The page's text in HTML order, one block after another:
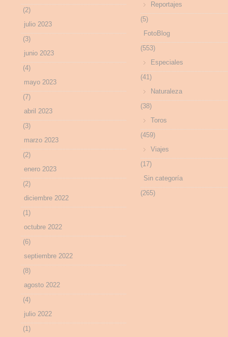
(2)
julio 2023
(3)
junio 2023
(4)
mayo 2023
(7)
abril 2023
(3)
marzo 2023
(2)
enero 2023
(2)
diciembre 2022
(1)
octubre 2022
(6)
septiembre 2022
(8)
agosto 2022
(4)
julio 2022
(1)
Reportajes
(5)
FotoBlog
(553)
Especiales
(41)
Naturaleza
(38)
Toros
(459)
Viajes
(17)
Sin categoría
(265)